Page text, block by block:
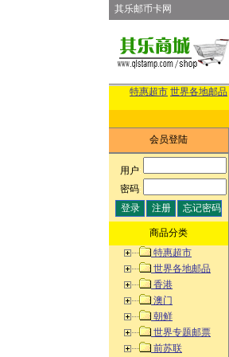
其乐邮币卡网
特惠超市 世界各地邮品
会员登陆
用户:
密码:
商品分类
特惠超市
世界各地邮品
香港
澳门
朝鲜
世界专题邮票
前苏联